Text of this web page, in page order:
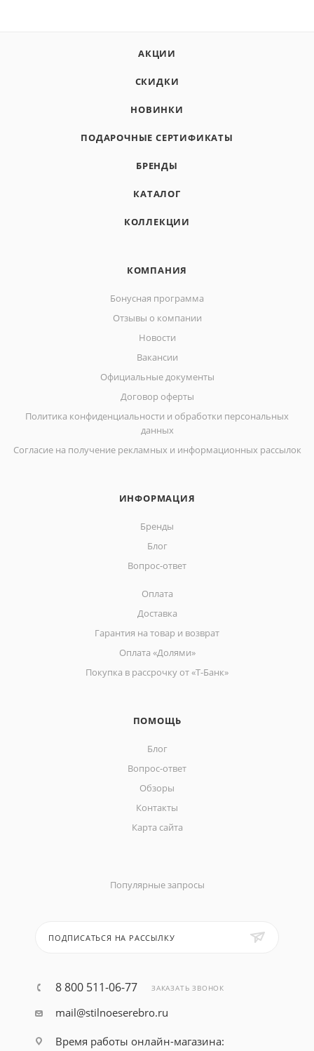
АКЦИИ
СКИДКИ
НОВИНКИ
ПОДАРОЧНЫЕ СЕРТИФИКАТЫ
БРЕНДЫ
КАТАЛОГ
КОЛЛЕКЦИИ
КОМПАНИЯ
Бонусная программа
Отзывы о компании
Новости
Вакансии
Официальные документы
Договор оферты
Политика конфиденциальности и обработки персональных
данных
Согласие на получение рекламных и информационных рассылок
ИНФОРМАЦИЯ
Бренды
Блог
Вопрос-ответ
Оплата
Доставка
Гарантия на товар и возврат
Оплата «Долями»
Покупка в рассрочку от «Т-Банк»
ПОМОЩЬ
Блог
Вопрос-ответ
Обзоры
Контакты
Карта сайта
Популярные запросы
ПОДПИСАТЬСЯ НА РАССЫЛКУ
8 800 511-06-77 ЗАКАЗАТЬ ЗВОНОК
mail@stilnoeserebro.ru
Время работы онлайн-магазина: